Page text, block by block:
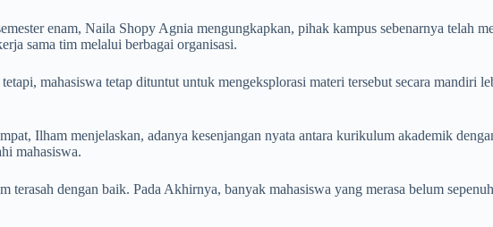
enam, Naila Shopy Agnia mengungkapkan, pihak kampus sebenarnya telah
sama tim melalui berbagai organisasi.
mahasiswa tetap dituntut untuk mengeksplorasi materi tersebut secara mandiri
Ilham menjelaskan, adanya kesenjangan nyata antara kurikulum akademik
mahasiswa.
dengan baik. Pada Akhirnya, banyak mahasiswa yang merasa belum